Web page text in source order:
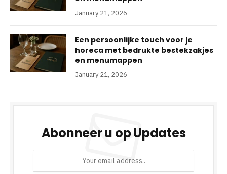
January 21, 2026
Een persoonlijke touch voor je
horeca met bedrukte bestekzakjes
en menumappen
January 21, 2026
Abonneer u op Updates